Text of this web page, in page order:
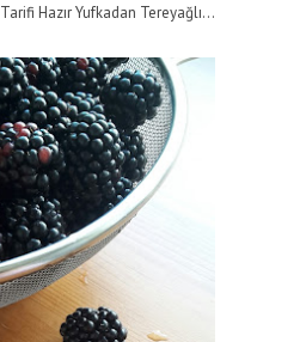
Hazır Yufkadan Tereyağlı...